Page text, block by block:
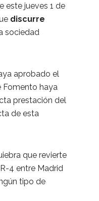
este jueves 1 de
discurre
sociedad
aprobado el
Fomento haya
prestación del
de esta
que revierte
4 entre Madrid
tipo de